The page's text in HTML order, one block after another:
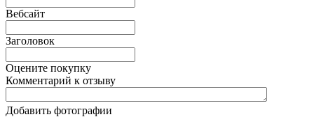
Вебсайт
Заголовок
Оцените покупку
Комментарий к отзыву
Добавить фотографии